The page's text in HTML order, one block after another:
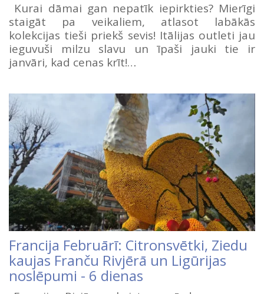
Kurai dāmai gan nepatīk iepirkties? Mierīgi
staigāt pa veikaliem, atlasot labākās
kolekcijas tieši priekš sevis! Itālijas outleti jau
ieguvuši milzu slavu un īpaši jauki tie ir
janvāri, kad cenas krīt!…
Francija Februārī: Citronsvētki, Ziedu
kaujas Franču Rivjērā un Ligūrijas
noslēpumi - 6 dienas